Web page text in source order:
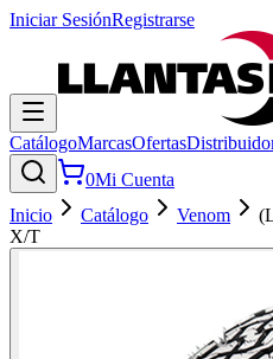
Iniciar SesiónRegistrarse
CatálogoMarcasOfertas
0Mi Cuenta
Inicio
Catálogo Venom
X/T